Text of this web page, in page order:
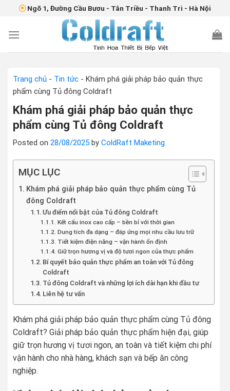
content
Ngõ 1, Đường Cầu Bươu - Tân Triều - Thanh Trì - Hà Nội
Trang chủ - Tin tức - Khám phá giải pháp bảo quản thực
phẩm cùng Tủ đông Coldraft
Khám phá giải pháp bảo quản thực
phẩm cùng Tủ đông Coldraft
Posted on 28/08/2025 by ColdRaft Maketing
MỤC LỤC
Khám phá giải pháp bảo quản thực phẩm cùng Tủ
đông Coldraft
Ưu điểm nổi bật của Tủ đông Coldraft
Kết cấu inox cao cấp – bền bỉ với thời gian
Dung tích đa dạng – đáp ứng mọi nhu cầu lưu trữ
Tiết kiệm điện năng – vận hành ổn định
Giữ trọn hương vị và độ tươi ngon của thực phẩm
Bí quyết bảo quản thực phẩm an toàn với Tủ đông
Coldraft
Tủ đông Coldraft và những lợi ích dài hạn khi đầu tư
Liên hệ tư vấn
Khám phá giải pháp bảo quản thực phẩm cùng Tủ đông
Coldraft? Giải pháp bảo quản thực phẩm hiện đại, giúp
giữ trọn hương vị tươi ngon, an toàn và tiết kiệm chi phí
vận hành cho nhà hàng, khách sạn và bếp ăn công
nghiệp.